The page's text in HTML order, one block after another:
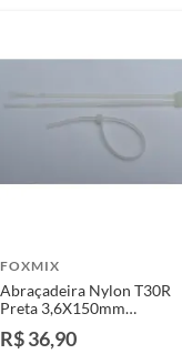
FOXMIX
Abraçadeira Nylon T30R
Preta 3,6X150mm
Unidades
R$ 36,90